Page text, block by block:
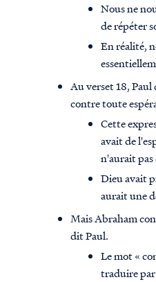
Nous ne
de répéter
En réalité,
Au verset 18,
contre toute
Cette
avait de
n'aurait pas
Dieu avait
aurait une
Mais Abraham
dit Paul.
Le mot «
traduire